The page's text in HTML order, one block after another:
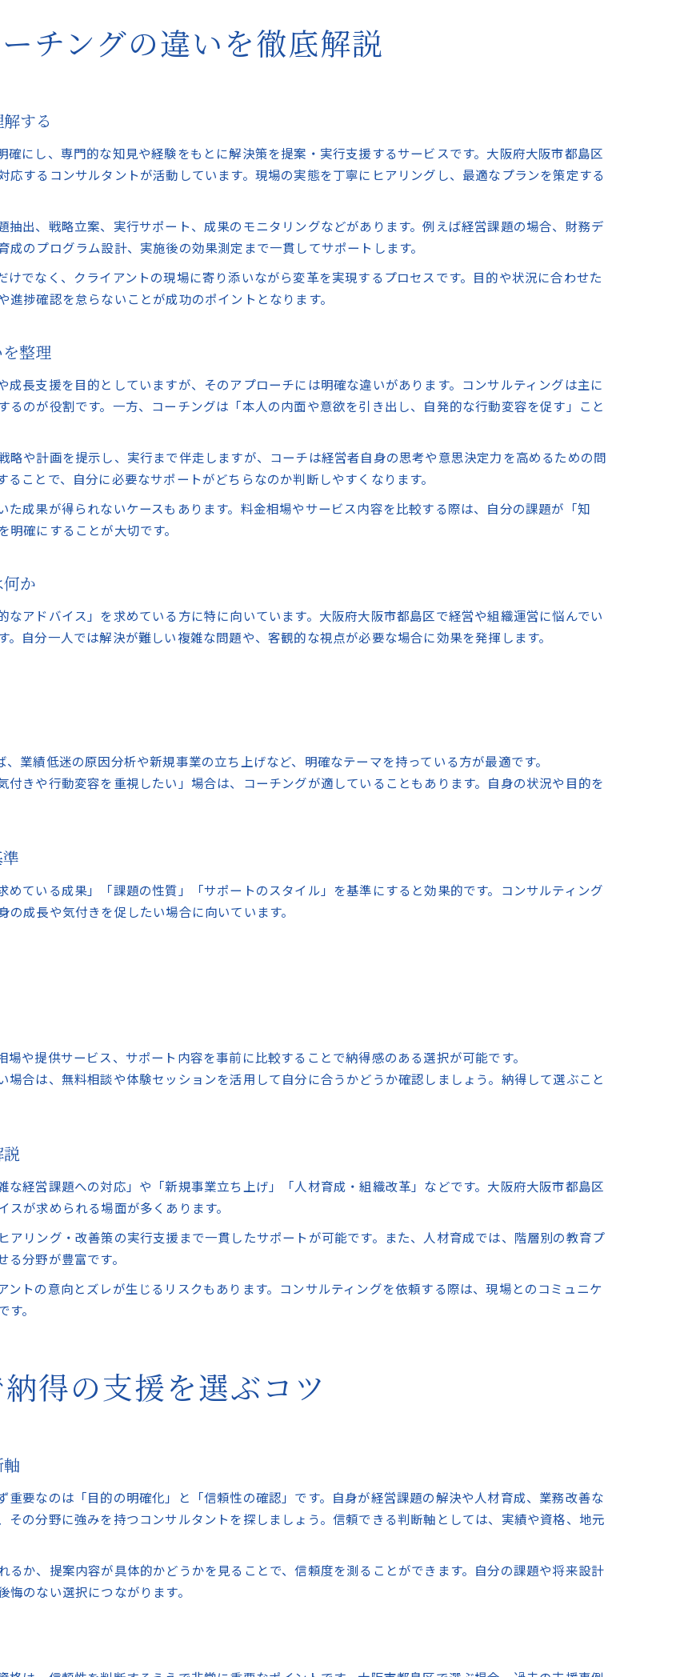
コンサルティングの選び方と信頼できる判断軸
コンサルティングの実績や資格の見極め方
コンサルティングの口コミや評判の活用方法
なたに合うコンサルティングの選び方
コンサルティングで叶えたい目標を明確にする方法
コンサルティングのサービス内容を具体的に比較
コンサルティング利用時の優先順位の付け方
コンサルティングの料金体系とサービス範囲
ーチングの料金相場と満足度の秘密
コンサルティングサービスと初回無料枠の利用法
コンサルティング選びで注意したい追加費用の確認
コンサルティングの継続契約におけるメリット
来の自己投資に賢く向き合うポイント
コンサルティングで自己投資の費用対効果を考える
コンサルティングの価値を将来設計にどう活かすか
コンサルティング選択で後悔しない判断基準とは
コンサルティングと自己成長の関係を解説
コンサルティングで信頼性を見極めるチェックリスト
チングの違いを徹底解説
する
にし、専門的な知見や経験をもとに解決策を提案・実行支援するサービスです。大阪府大阪市都島区
するコンサルタントが活動しています。現場の実態を丁寧にヒアリングし、最適なプランを策定する
出、戦略立案、実行サポート、成果のモニタリングなどがあります。例えば経営課題の場合、財務デ
のプログラム設計、実施後の効果測定まで一貫してサポートします。
でなく、クライアントの現場に寄り添いながら変革を実現するプロセスです。目的や状況に合わせた
捗確認を怠らないことが成功のポイントとなります。
整理
長支援を目的としていますが、そのアプローチには明確な違いがあります。コンサルティングは主に
のが役割です。一方、コーチングは「本人の内面や意欲を引き出し、自発的な行動変容を促す」こと
や計画を提示し、実行まで伴走しますが、コーチは経営者自身の思考や意思決定力を高めるための問
ことで、自分に必要なサポートがどちらなのか判断しやすくなります。
成果が得られないケースもあります。料金相場やサービス内容を比較する際は、自分の課題が「知
確にすることが大切です。
か
アドバイス」を求めている方に特に向いています。大阪府大阪市都島区で経営や組織運営に悩んでい
自分一人では解決が難しい複雑な問題や、客観的な視点が必要な場合に効果を発揮します。
業績低迷の原因分析や新規事業の立ち上げなど、明確なテーマを持っている方が最適です。
きや行動変容を重視したい」場合は、コーチングが適していることもあります。自身の状況や目的を
ている成果」「課題の性質」「サポートのスタイル」を基準にすると効果的です。コンサルティング
成長や気付きを促したい場合に向いています。
や提供サービス、サポート内容を事前に比較することで納得感のある選択が可能です。
合は、無料相談や体験セッションを活用して自分に合うかどうか確認しましょう。納得して選ぶこと
説
経営課題への対応」や「新規事業立ち上げ」「人材育成・組織改革」などです。大阪府大阪市都島区
が求められる場面が多くあります。
リング・改善策の実行支援まで一貫したサポートが可能です。また、人材育成では、階層別の教育プ
分野が豊富です。
トの意向とズレが生じるリスクもあります。コンサルティングを依頼する際は、現場とのコミュニケ
。
得の支援を選ぶコツ
要なのは「目的の明確化」と「信頼性の確認」です。自身が経営課題の解決や人材育成、業務改善な
の分野に強みを持つコンサルタントを探しましょう。信頼できる判断軸としては、実績や資格、地元
か、提案内容が具体的かどうかを見ることで、信頼度を測ることができます。自分の課題や将来設計
のない選択につながります。